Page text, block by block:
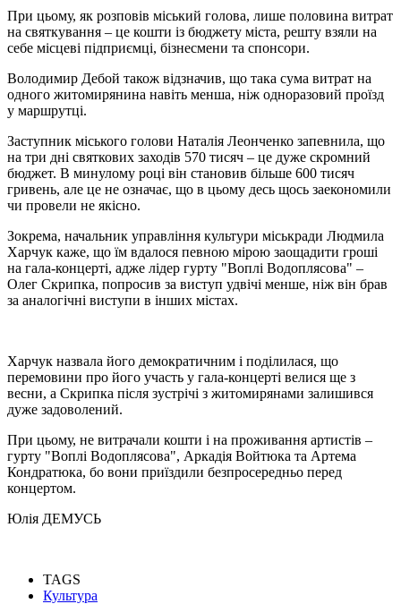
При цьому, як розповів міський голова, лише половина витрат
на святкування – це кошти із бюджету міста, решту взяли на
себе місцеві підприємці, бізнесмени та спонсори.
Володимир Дебой також відзначив, що така сума витрат на
одного житомирянина навіть менша, ніж одноразовий проїзд
у маршрутці.
Заступник міського голови Наталія Леонченко запевнила, що
на три дні святкових заходів 570 тисяч – це дуже скромний
бюджет. В минулому році він становив більше 600 тисяч
гривень, але це не означає, що в цьому десь щось заекономили
чи провели не якісно.
Зокрема, начальник управління культури міськради Людмила
Харчук каже, що їм вдалося певною мірою заощадити гроші
на гала-концерті, адже лідер гурту "Воплі Водоплясова" –
Олег Скрипка, попросив за виступ удвічі менше, ніж він брав
за аналогічні виступи в інших містах.
Харчук назвала його демократичним і поділилася, що
перемовини про його участь у гала-концерті велися ще з
весни, а Скрипка після зустрічі з житомирянами залишився
дуже задоволений.
При цьому, не витрачали кошти і на проживання артистів –
гурту "Воплі Водоплясова", Аркадія Войтюка та Артема
Кондратюка, бо вони приїздили безпросередньо перед
концертом.
Юлія ДЕМУСЬ
TAGS
Культура